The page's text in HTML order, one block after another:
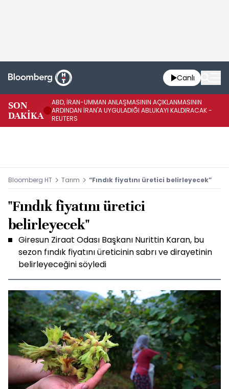
Canlı
SON
DAKİKA
ABD, İRAN-UMMAN ANLAŞMASININ AÇIKLANMASININ
ARDINDAN İRAN'A UYGULADIĞI ABLUKAYI KALDIRACAK -
REUTERS
Bloomberg HT Tarım “Fındık fiyatını üretici belirleyecek”
"Fındık fiyatını üretici
belirleyecek"
Giresun Ziraat Odası Başkanı Nurittin Karan, bu
sezon fındık fiyatını üreticinin sabrı ve dirayetinin
belirleyeceğini söyledi